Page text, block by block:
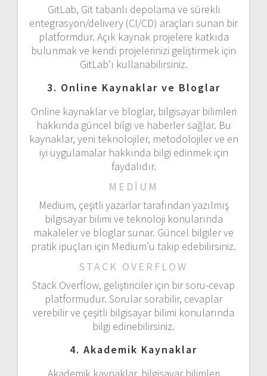
GitLab, Git tabanlı depolama ve sürekli
entegrasyon/delivery (CI/CD) araçları sunan bir
platformdur. Açık kaynak projelere katkıda
bulunmak ve kendi projelerinizi geliştirmek için
GitLab’ı kullanabilirsiniz.
3. Online Kaynaklar ve Bloglar
Online kaynaklar ve bloglar, bilgisayar bilimleri
hakkında güncel bilgi ve haberler sağlar. Bu
kaynaklar, yeni teknolojiler, metodolojiler ve en
iyi uygulamalar hakkında bilgi edinmek için
faydalıdır.
MEDIUM
Medium, çeşitli yazarlar tarafından yazılmış
bilgisayar bilimi ve teknoloji konularında
makaleler ve bloglar sunar. Güncel bilgiler ve
pratik ipuçları için Medium’u takip edebilirsiniz.
STACK OVERFLOW
Stack Overflow, geliştiriciler için bir soru-cevap
platformudur. Sorular sorabilir, cevaplar
verebilir ve çeşitli bilgisayar bilimi konularında
bilgi edinebilirsiniz.
4. Akademik Kaynaklar